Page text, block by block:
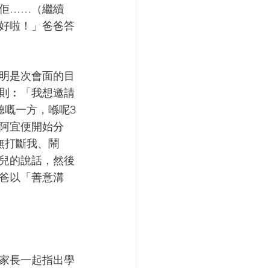
佢……（繼續
啦！」爸爸答
是次會面的目
︰「我想邀請
嘅一方，喺呢3
宜便開始分
打斷我、鬧
的說話，然後
以「善意溝
長一起指出學